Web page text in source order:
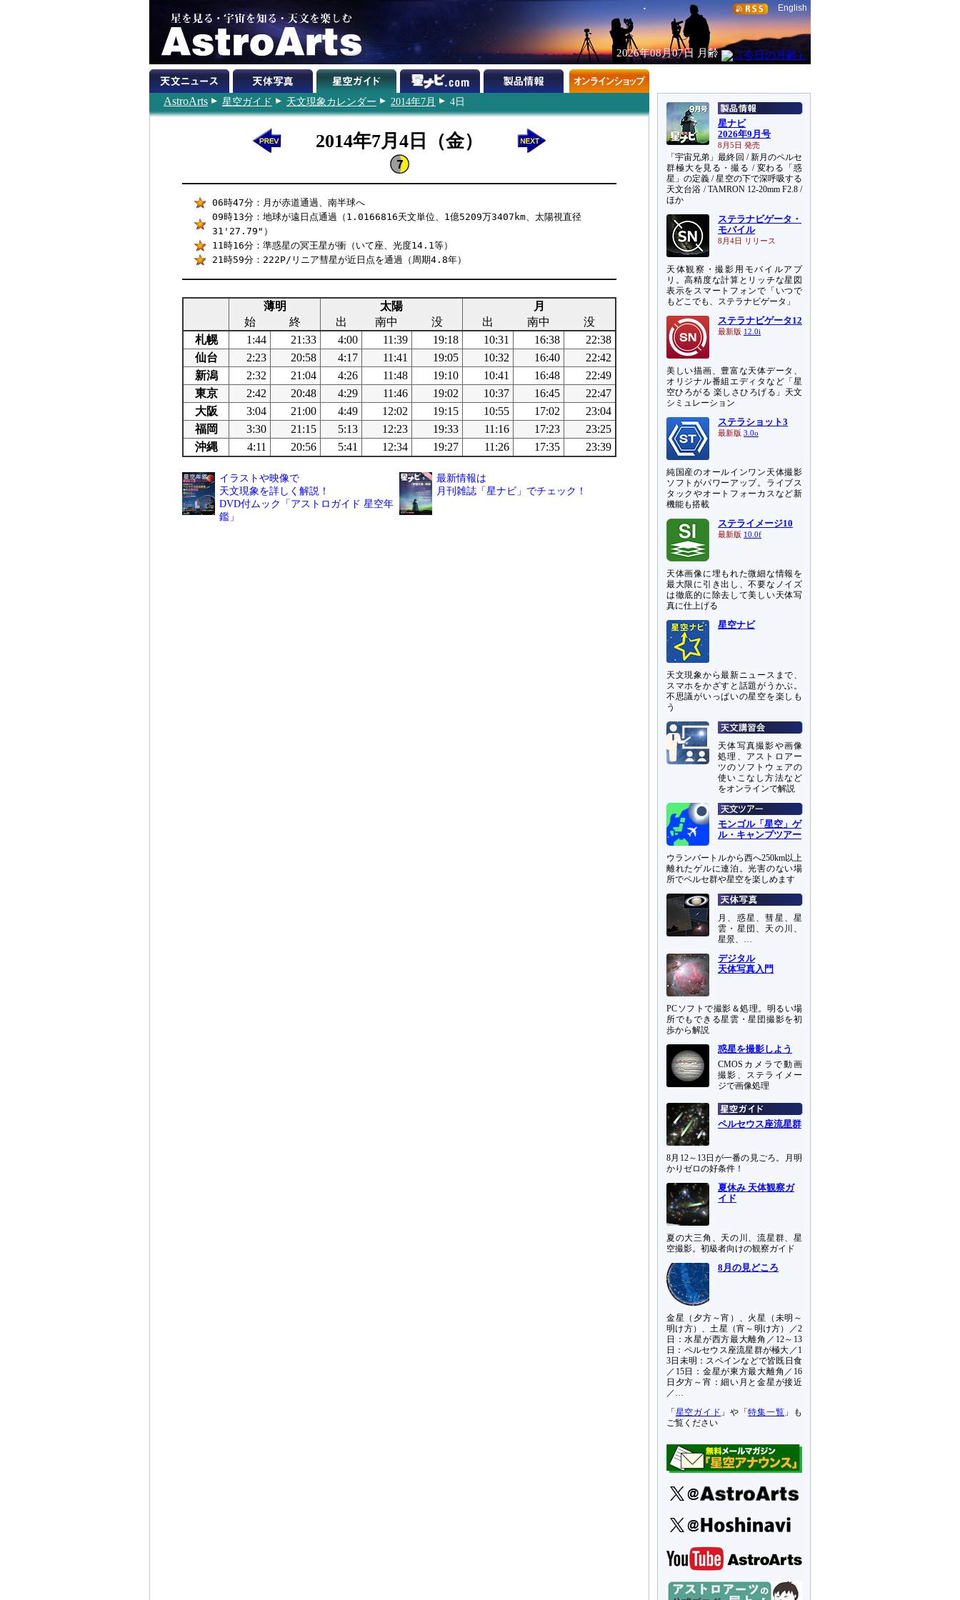
English
2026年08月07日 月齢
AstroArts 星空ガイド 天文現象カレンダー 2014年7月 4日
2014年7月4日（金）
06時47分：月が赤道通過、南半球へ
09時13分：地球が遠日点通過（1.0166816天文単位、1億5209万3407km、太陽視直径
31'27.79"）
11時16分：準惑星の冥王星が衝（いて座、光度14.1等）
21時59分：222P/リニア彗星が近日点を通過（周期4.8年）
薄明 太陽
月
始
終 出 南中 没 出 南中
没
札幌
1:44 21:33 4:00 11:39 19:18 10:31 16:38
22:38
仙台
2:23 20:58 4:17 11:41 19:05 10:32 16:40
22:42
新潟
2:32 21:04 4:26 11:48 19:10 10:41 16:48
22:49
東京
2:42 20:48 4:29 11:46 19:02 10:37 16:45
22:47
大阪
3:04 21:00 4:49 12:02 19:15 10:55 17:02
23:04
福岡
3:30 21:15 5:13 12:23 19:33 11:16 17:23
23:25
沖縄
4:11 20:56 5:41 12:34 19:27 11:26 17:35 23:39
イラストや映像で
天文現象を詳しく解説！
DVD付ムック「アストロガイド 星空年
鑑」
最新情報は
月刊雑誌「星ナビ」でチェック！
星ナビ
2026年9月号
8月5日 発売
「宇宙兄弟」最終回 / 新月のペルセ
群極大を見る・撮る / 変わる「惑
星」の定義 / 星空の下で深呼吸する
天文台浴 / TAMRON 12-20mm F2.8 /
ほか
ステラナビゲータ・
モバイル
8月4日 リリース
天体観察・撮影用モバイルアプ
リ。高精度な計算とリッチな星図
表示をスマートフォンで「いつで
もどこでも、ステラナビゲータ」
ステラナビゲータ12
最新版 12.0i
美しい描画、豊富な天体データ、
オリジナル番組エディタなど「星
空ひろがる 楽しさひろげる」天文
シミュレーション
ステラショット3
最新版 3.0o
純国産のオールインワン天体撮影
ソフトがパワーアップ。ライブス
タックやオートフォーカスなど新
機能も搭載
ステライメージ10
最新版 10.0f
天体画像に埋もれた微細な情報を
最大限に引き出し、不要なノイズ
は徹底的に除去して美しい天体写
真に仕上げる
星空ナビ
天文現象から最新ニュースまで、
スマホをかざすと話題がうかぶ。
不思議がいっぱいの星空を楽しも
う
天体写真撮影や画像
処理、アストロアー
ツのソフトウェアの
使いこなし方法など
をオンラインで解説
モンゴル「星空」ゲ
ル・キャンプツアー
ウランバートルから西へ250km以上
離れたゲルに連泊。光害のない場
所でペルセ群や星空を楽しめます
月、惑星、彗星、星
雲・星団、天の川、
星景、…
デジタル
天体写真入門
PCソフトで撮影＆処理。明るい場
所でもできる星雲・星団撮影を初
歩から解説
惑星を撮影しよう
CMOSカメラで動画
撮影、ステライメー
ジで画像処理
ペルセウス座流星群
8月12～13日が一番の見ごろ。月明
かりゼロの好条件！
夏休み 天体観察ガ
イド
夏の大三角、天の川、流星群、星
空撮影。初級者向けの観察ガイド
8月の見どころ
金星（夕方～宵）、火星（未明～
明け方）、土星（宵～明け方）／2
日：水星が西方最大離角／12～13
日：ペルセウス座流星群が極大／1
3日未明：スペインなどで皆既日食
／15日：金星が東方最大離角／16
日夕方～宵：細い月と金星が接近
／…
「 星空ガイド 」や「特集一覧 」も
ご覧ください